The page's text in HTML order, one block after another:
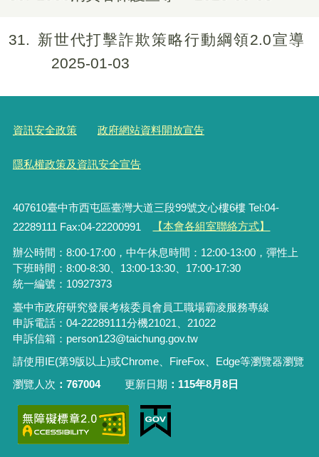
31
新世代打擊詐欺策略行動綱領2.0宣導
2025-01-03
資訊安全政策 政府網站資料開放宣告
隱私權政策及資訊安全宣告
407610臺中市西屯區臺灣大道三段99號文心樓6樓 Tel:04-
22289111 Fax:04-22200991
【本會各組室聯絡方式】
辦公時間：8:00-17:00，中午休息時間：12:00-13:00，彈性上
下班時間：8:00-8:30、13:00-13:30、17:00-17:30
統一編號：10927373
臺中市政府研究發展考核委員會員工職場霸凌服務專線
申訴電話：04-22289111分機21021、21022
申訴信箱：person123@taichung.gov.tw
請使用IE(第9版以上)或Chrome、FireFox、Edge等瀏覽器瀏覽
瀏覽人次
767004 更新日期 115年8月8日